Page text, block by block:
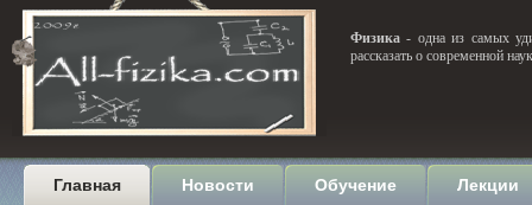
Физика - одна из самых
рассказать о современной
Главная Новости Обучение Лекции